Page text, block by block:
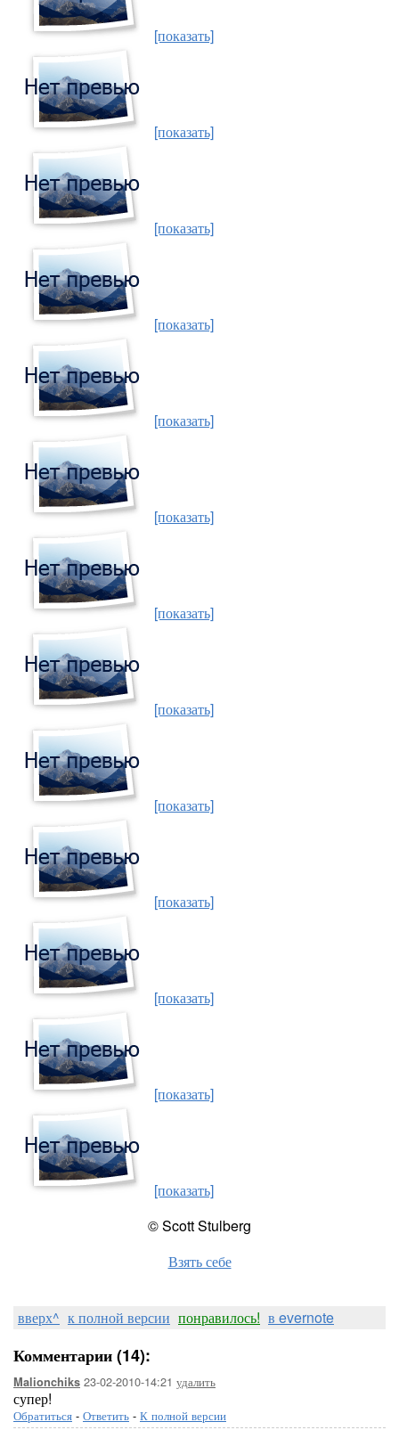
[показать]
[показать]
[показать]
[показать]
[показать]
[показать]
[показать]
[показать]
[показать]
[показать]
[показать]
[показать]
[показать]
© Scott Stulberg
Взять себе
вверх^ к полной версии понравилось! в evernote
Комментарии (14):
Malionchiks 23-02-2010-14:21 удалить
супер!
Обратиться - Ответить - К полной версии